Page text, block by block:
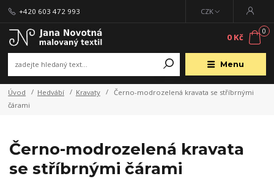
Menu
CZK
+420 603 472 993
0
0 Kč
Úvod Hedvábí Kravaty
Černo-modrozelená kravata se stříbrnými
čárami
Černo-modrozelená kravata
se stříbrnými čárami